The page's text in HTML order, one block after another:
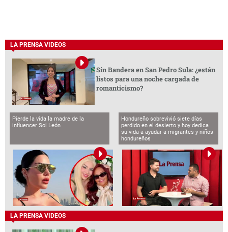
LA PRENSA VIDEOS
Sin Bandera en San Pedro Sula: ¿están
listos para una noche cargada de
romanticismo?
Pierde la vida la madre de la
influencer Sol León
Hondureño sobrevivió siete días
perdido en el desierto y hoy dedica
su vida a ayudar a migrantes y niños
hondureños
LA PRENSA VIDEOS